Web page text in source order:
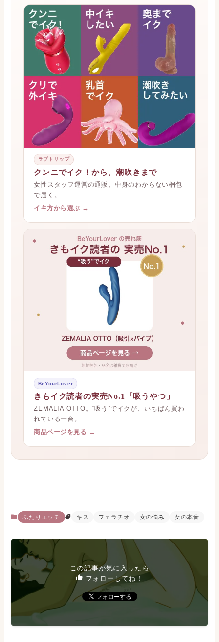
ラブトリップ
クンニでイク！から、潮吹きまで
女性スタッフ運営の通販。中身のわからない梱包
で届く。
イキ方から選ぶ →
BeYourLover
きもイク読者の実売No.1「吸うやつ」
ZEMALIA OTTO。“吸う”でイクが、いちばん買わ
れている一台。
商品ページを見る →
ふたりエッチ キス フェラチオ 女の悩み 女の本音
この記事が気に入ったら
フォローしてね！